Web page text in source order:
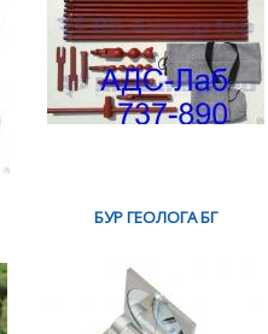
БУР ГЕОЛОГА БГ